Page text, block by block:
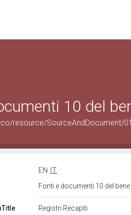
10 del
resource/SourceAndDocument/
EN
IT
Fonti e documenti 10 del
Registri Recapiti